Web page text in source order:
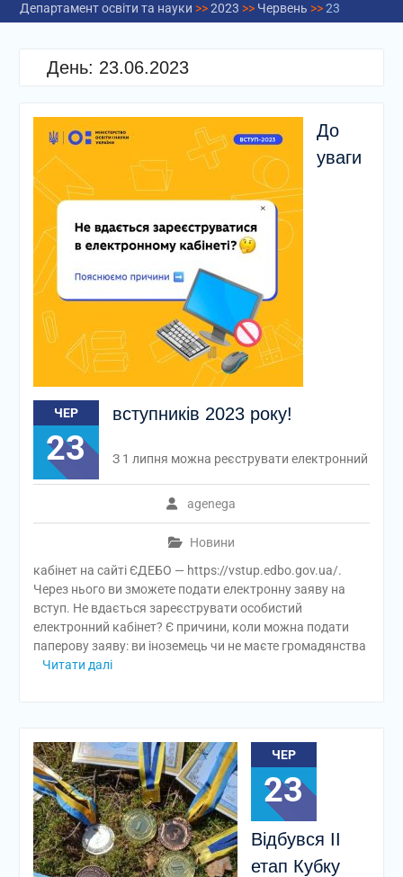
Департамент освіти та науки >>2023 >> Червень >>23
День: 23.06.2023
ЧЕР
23
До
уваги
вступників 2023 року!
agenega
Новини
З 1 липня можна реєструвати електронний
кабінет на сайті ЄДЕБО — https://vstup.edbo.gov.ua/.
Через нього ви зможете подати електронну заяву на
вступ. Не вдається зареєструвати особистий
електронний кабінет? Є причини, коли можна подати
паперову заяву: ви іноземець чи не маєте громадянства
Читати далі
ЧЕР
23
Відбувся ІІ
етап Кубку